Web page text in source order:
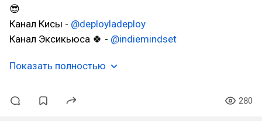
😎
Канал Кисы - @deployladeploy
Канал Эксикьюса 🍀 - @indiemindset
Показать полностью
280